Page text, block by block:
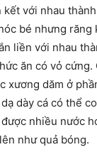
với nhau
bé nhưng răng
liền với nhau
ăn có vỏ cứng.
xương dăm ở
dạ dày cá có thể
nhiều nước
như quả bóng.